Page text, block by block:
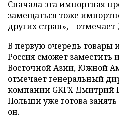
Сначала эта импортная
замещаться тоже
других стран», –
В первую очередь
Россия сможет
Восточной Азии, Южной
отмечает генеральный
компании GKFX Дмитрий
Польши уже готова занять
он.